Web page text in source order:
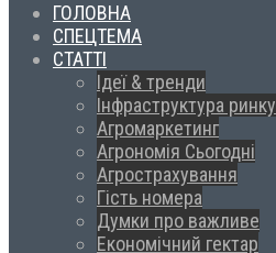
ГОЛОВНА
СПЕЦТЕМА
СТАТТІ
Ідеї & тренди
Інфраструктура ринку
Агромаркетинг
Агрономія Сьогодні
Агрострахування
Гість номера
Думки про важливе
Економічний гектар